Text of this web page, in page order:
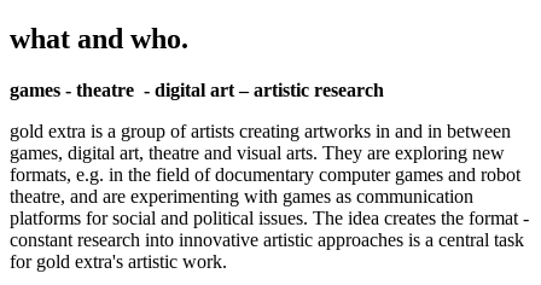
what and who.
games - theatre - digital art – artistic research
gold extra is a group of artists creating artworks in and in between
games, digital art, theatre and visual arts. They are exploring new
formats, e.g. in the field of documentary computer games and robot
theatre, and are experimenting with games as communication
platforms for social and political issues. The idea creates the format -
constant research into innovative artistic approaches is a central task
for gold extra's artistic work.